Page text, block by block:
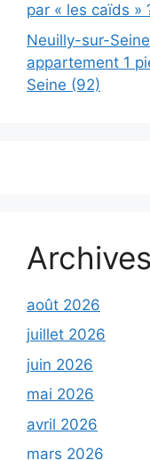
par « les caïds »
Neuilly-sur-
appartement 1
Seine (92)
Archives
août 2026
juillet 2026
juin 2026
mai 2026
avril 2026
mars 2026